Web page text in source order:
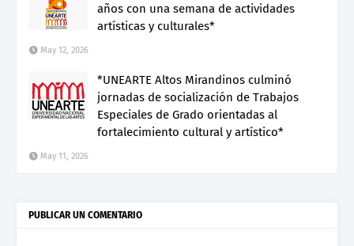
años con una semana de actividades
artísticas y culturales*
May 12, 2026
*UNEARTE Altos Mirandinos culminó
jornadas de socialización de Trabajos
Especiales de Grado orientadas al
fortalecimiento cultural y artístico*
May 11, 2026
PUBLICAR UN COMENTARIO